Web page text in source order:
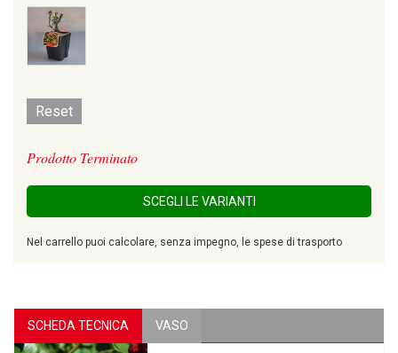
Reset
Prodotto Terminato
SCEGLI LE VARIANTI
Nel carrello puoi calcolare, senza impegno, le spese di trasporto
SCHEDA TECNICA VASO